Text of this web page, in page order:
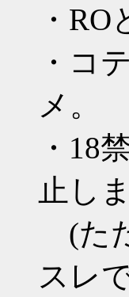
・
・コ
メ。
・18
止し
(た
スレ